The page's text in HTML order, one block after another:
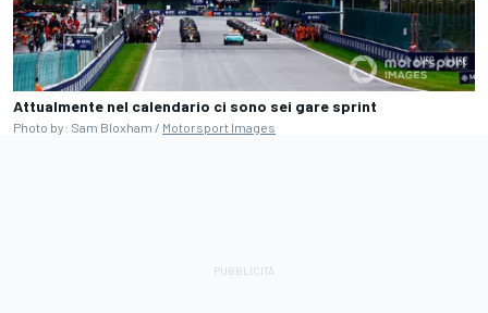
Attualmente nel calendario ci sono sei gare sprint
Photo by: Sam Bloxham / Motorsport Images